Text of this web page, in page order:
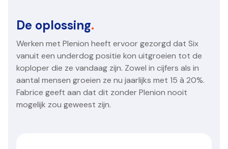
De oplossing.
Werken met Plenion heeft ervoor gezorgd dat Six
vanuit een underdog positie kon uitgroeien tot de
koploper die ze vandaag zijn. Zowel in cijfers als in
aantal mensen groeien ze nu jaarlijks met 15 à 20%.
Fabrice geeft aan dat dit zonder Plenion nooit
mogelijk zou geweest zijn.